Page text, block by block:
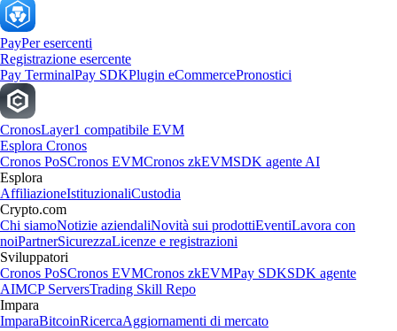
PayPer esercenti
Registrazione esercente
Pay TerminalPay SDKPlugin eCommercePronostici
CronosLayer1 compatibile EVM
Esplora Cronos
Cronos PoSCronos EVMCronos zkEVMSDK agente AI
Esplora
AffiliazioneIstituzionaliCustodia
Crypto.com
Chi siamoNotizie aziendaliNovità sui prodottiEventiLavora con
noiPartnerSicurezzaLicenze e registrazioni
Sviluppatori
Cronos PoSCronos EVMCronos zkEVMPay SDKSDK agente
AIMCP ServersTrading Skill Repo
Impara
ImparaBitcoinRicercaAggiornamenti di mercato